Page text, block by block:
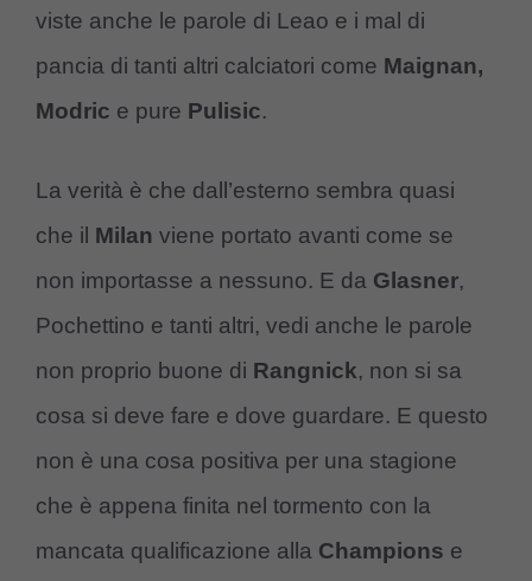
viste anche le parole di Leao e i mal di
pancia di tanti altri calciatori come Maignan,
Modric e pure Pulisic.
La verità è che dall’esterno sembra quasi
che il Milan viene portato avanti come se
non importasse a nessuno. E da Glasner,
Pochettino e tanti altri, vedi anche le parole
non proprio buone di Rangnick, non si sa
cosa si deve fare e dove guardare. E questo
non è una cosa positiva per una stagione
che è appena finita nel tormento con la
mancata qualificazione alla Champions e